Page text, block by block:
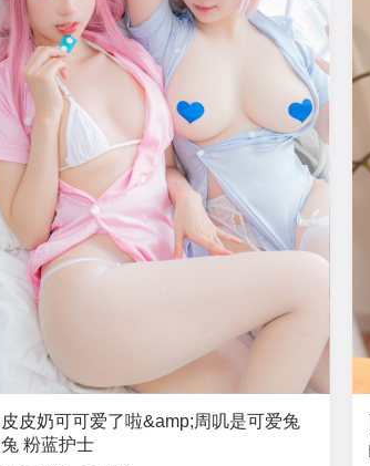
皮皮奶可可爱了啦&amp;周叽是可爱兔
兔 粉蓝护士